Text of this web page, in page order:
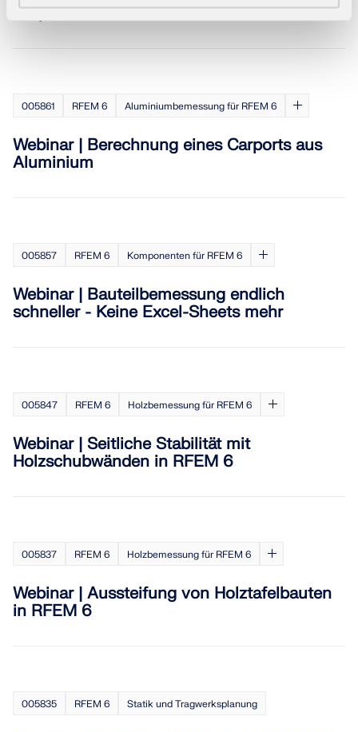
Carports
005861 RFEM 6 Aluminiumbemessung für RFEM 6
Webinar | Berechnung eines Carports aus
Aluminium
005857 RFEM 6 Komponenten für RFEM 6
Webinar | Bauteilbemessung endlich
schneller - Keine Excel-Sheets mehr
005847 RFEM 6 Holzbemessung für RFEM 6
Webinar | Seitliche Stabilität mit
Holzschubwänden in RFEM 6
005837 RFEM 6 Holzbemessung für RFEM 6
Webinar | Aussteifung von Holztafelbauten
in RFEM 6
005835 RFEM 6 Statik und Tragwerksplanung